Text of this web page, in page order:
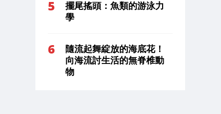
擺尾搖頭：魚類的游泳力
學
隨流起舞綻放的海底花！
向海流討生活的無脊椎動
物